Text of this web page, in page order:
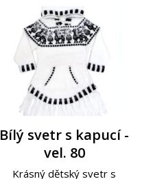
Bílý svetr s kapucí -
vel. 80
Krásný dětský svetr s
Smetanovo-fialový
ručně zdobený svetr
– vel.86
Nejjemnější svetr s
kapucí - oranžovo-
červený - vel. 92